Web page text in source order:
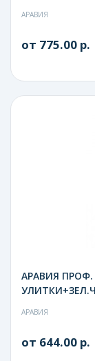
АРАВИЯ
от 775.00 р.
АРАВИЯ
АРАВИЯ
от 644.00 р.